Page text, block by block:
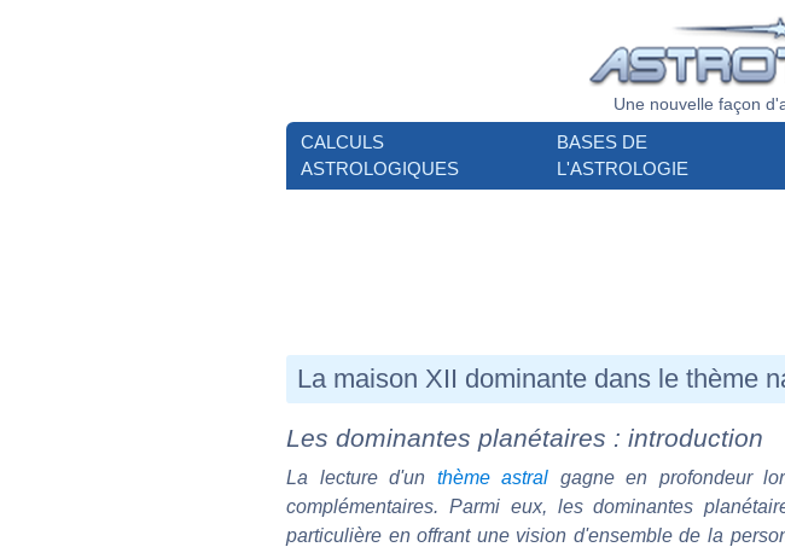
Une nouvelle façon
CALCULS
ASTROLOGIQUES
BASES DE
L'ASTROLOGIE
La maison XII dominante dans le thème
Les dominantes planétaires : introduction
La lecture d'un thème astral gagne en profondeur
complémentaires. Parmi eux, les dominantes
particulière en offrant une vision d'ensemble de la